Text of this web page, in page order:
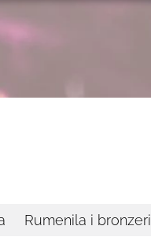
Rumenila i bronzeri